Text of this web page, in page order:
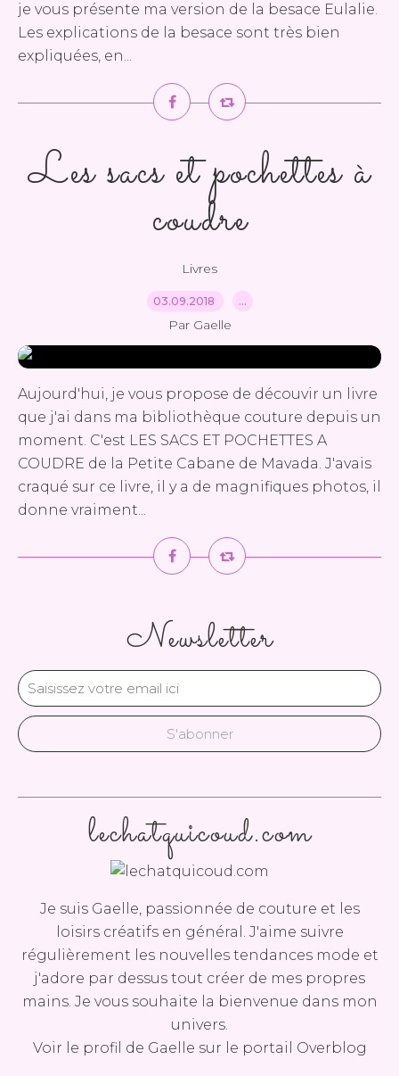
je vous présente ma version de la besace Eulalie.
Les explications de la besace sont très bien
expliquées, en...
Les sacs et pochettes à
coudre
Livres
03.09.2018 …
Par Gaelle
Aujourd'hui, je vous propose de découvir un livre
que j'ai dans ma bibliothèque couture depuis un
moment. C'est LES SACS ET POCHETTES A
COUDRE de la Petite Cabane de Mavada. J'avais
craqué sur ce livre, il y a de magnifiques photos, il
donne vraiment...
Newsletter
lechatquicoud.com
Je suis Gaelle, passionnée de couture et les
loisirs créatifs en général. J'aime suivre
régulièrement les nouvelles tendances mode et
j'adore par dessus tout créer de mes propres
mains. Je vous souhaite la bienvenue dans mon
univers.
Voir le profil de Gaelle sur le portail Overblog